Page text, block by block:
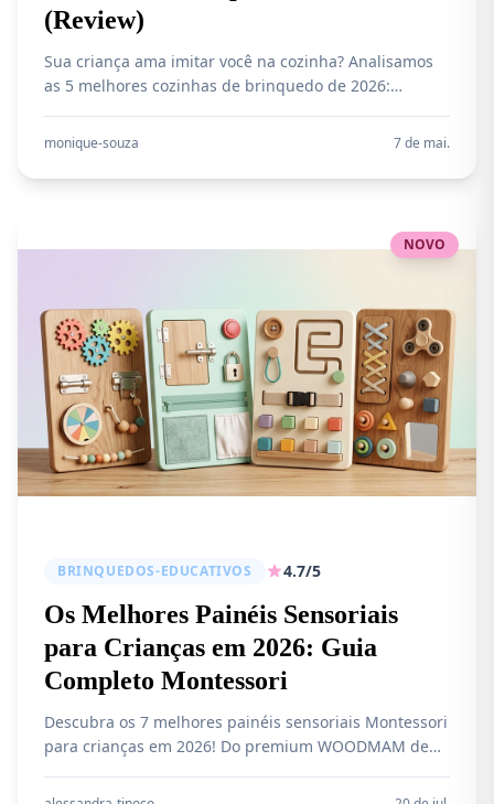
(Review)
Sua criança ama imitar você na cozinha? Analisamos
as 5 melhores cozinhas de brinquedo de 2026:
verdade! Veja qual escolher.
monique-souza 7 de mai.
NOVO
BRINQUEDOS-EDUCATIVOS 4.7/5
Os Melhores Painéis Sensoriais
para Crianças em 2026: Guia
Completo Montessori
Descubra os 7 melhores painéis sensoriais Montessori
para crianças em 2026! Do premium WOODMAM de
completo com preços, avaliações e guia de compra